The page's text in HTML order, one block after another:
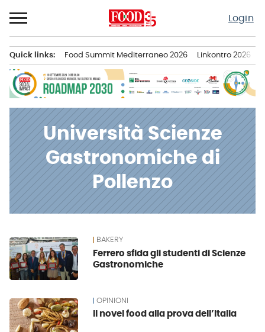
al
contenuto
Login
principale
Quick links: Food Summit Mediterraneo 2026 Linkontro 2026
Università Scienze
Gastronomiche di
Pollenzo
News BAKERY
Ferrero sfida gli studenti di Scienze
Gastronomiche
OPINIONI
Il novel food alla prova dell’Italia